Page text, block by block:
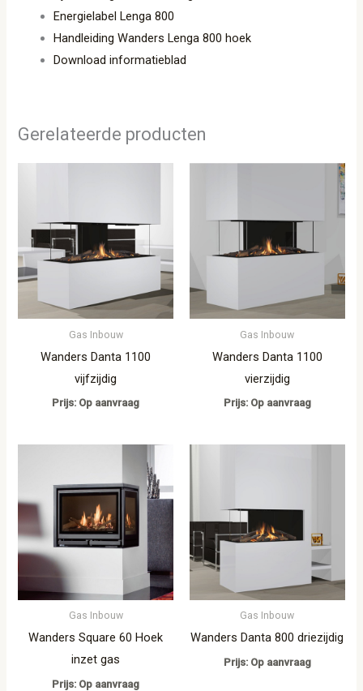
Energielabel Lenga 800
Handleiding Wanders Lenga 800 hoek
Download informatieblad
Gerelateerde producten
Gas Inbouw
Wanders Danta 1100
vijfzijdig
Prijs: Op aanvraag
Gas Inbouw
Wanders Danta 1100
vierzijdig
Prijs: Op aanvraag
Gas Inbouw
Wanders Square 60 Hoek
inzet gas
Prijs: Op aanvraag
Gas Inbouw
Wanders Danta 800 driezijdig
Prijs: Op aanvraag